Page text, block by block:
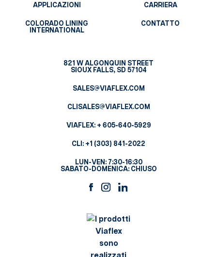
APPLICAZIONI
COLORADO LINING
INTERNATIONAL
CARRIERA
CONTATTO
821 W ALGONQUIN STREET
SIOUX FALLS, SD 57104
SALES@VIAFLEX.COM
CLISALES@VIAFLEX.COM
VIAFLEX: + 605-640-5929
CLI: +1 (303) 841-2022
LUN-VEN: 7:30-16:30
SABATO-DOMENICA: CHIUSO